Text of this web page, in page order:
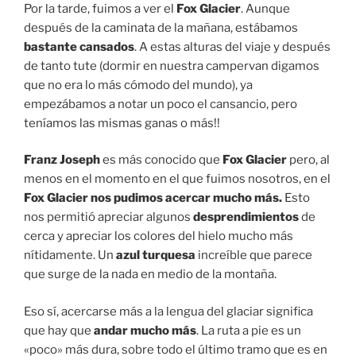
Por la tarde, fuimos a ver el Fox Glacier. Aunque
después de la caminata de la mañana, estábamos
bastante cansados. A estas alturas del viaje y después
de tanto tute (dormir en nuestra campervan digamos
que no era lo más cómodo del mundo), ya
empezábamos a notar un poco el cansancio, pero
teníamos las mismas ganas o más!!
Franz Josephes más conocido que Fox Glacier pero, al
menos en el momento en el que fuimos nosotros, en el
Fox Glacier nos pudimos acercar mucho más. Esto
nos permitió apreciar algunos desprendimientosde
cerca y apreciar los colores del hielo mucho más
nítidamente. Un azul turquesa increíble que parece
que surge de la nada en medio de la montaña.
Eso sí, acercarse más a la lengua del glaciar significa
que hay que andar mucho más. La ruta a pie es un
«poco» más dura, sobre todo el último tramo que es en